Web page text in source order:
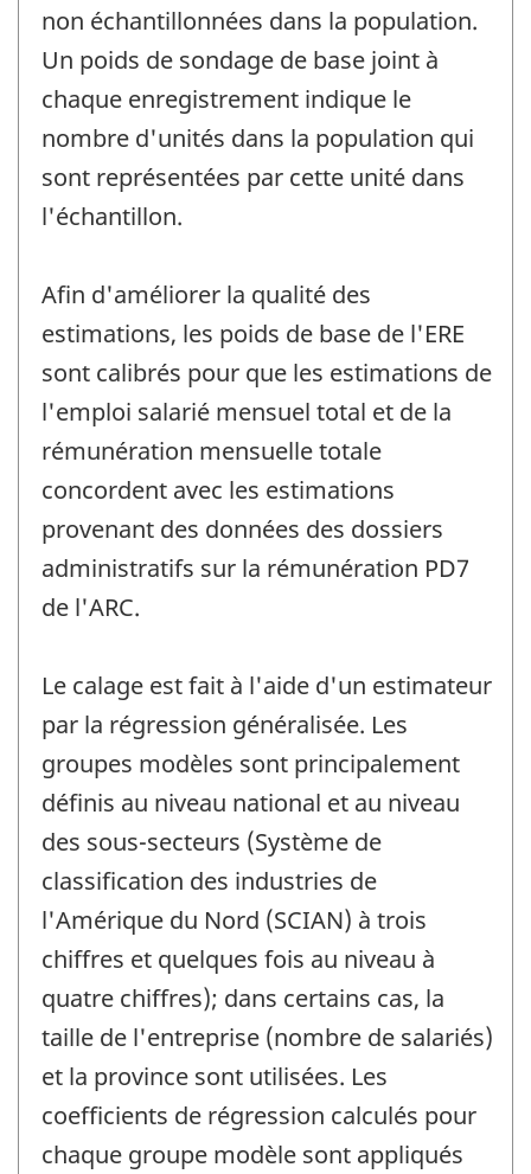
non échantillonnées dans la population.
Un poids de sondage de base joint à
chaque enregistrement indique le
nombre d'unités dans la population qui
sont représentées par cette unité dans
l'échantillon.
Afin d'améliorer la qualité des
estimations, les poids de base de l'ERE
sont calibrés pour que les estimations de
l'emploi salarié mensuel total et de la
rémunération mensuelle totale
concordent avec les estimations
provenant des données des dossiers
administratifs sur la rémunération PD7
de l'ARC.
Le calage est fait à l'aide d'un estimateur
par la régression généralisée. Les
groupes modèles sont principalement
définis au niveau national et au niveau
des sous-secteurs (Système de
classification des industries de
l'Amérique du Nord (SCIAN) à trois
chiffres et quelques fois au niveau à
quatre chiffres); dans certains cas, la
taille de l'entreprise (nombre de salariés)
et la province sont utilisées. Les
coefficients de régression calculés pour
chaque groupe modèle sont appliqués